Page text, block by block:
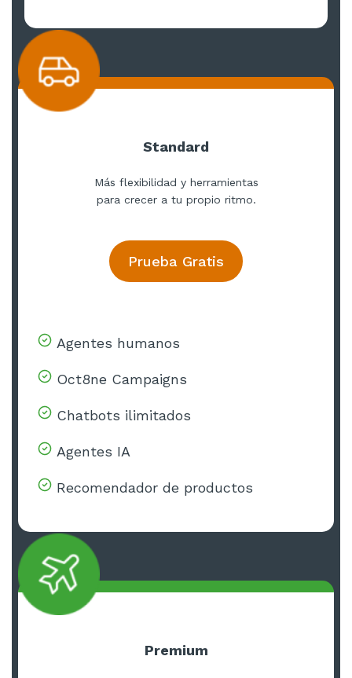
Standard
Más flexibilidad y herramientas
para crecer a tu propio ritmo.
Prueba Gratis
Agentes humanos
Oct8ne Campaigns
Chatbots ilimitados
Agentes IA
Recomendador de productos
Premium